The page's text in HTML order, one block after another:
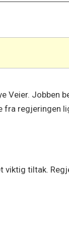
Veier. Jobben
regjeringen
viktig tiltak.